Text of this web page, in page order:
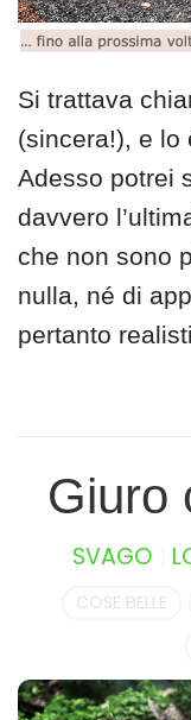
Si trattava
(sincera!), e lo
Adesso potrei
davvero
che non sono
nulla, né di
pertanto
Giuro
SVAGO
COSE BELLE